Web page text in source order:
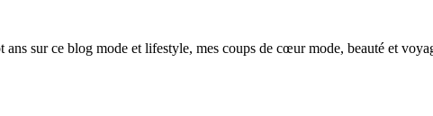
sur ce blog mode et lifestyle, mes coups de cœur mode, beauté et